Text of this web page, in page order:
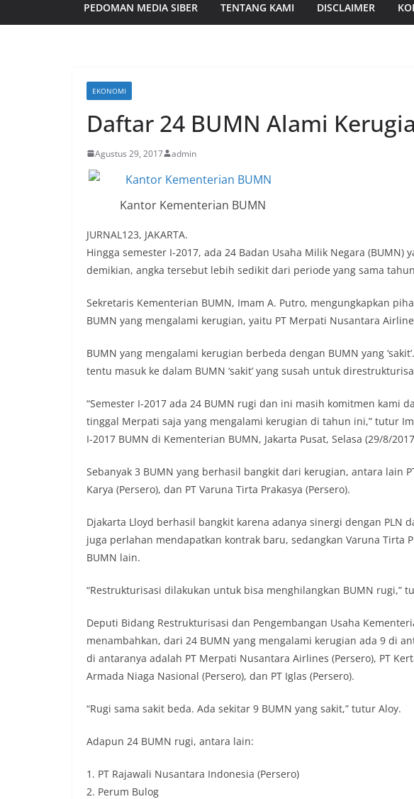
PEDOMAN MEDIA SIBER TENTANG KAMI DISCLAIMER
EKONOMI
Daftar 24 BUMN Alami
Agustus 29, 2017 admin
Kantor Kementerian BUMN
JURNAL123, JAKARTA.
Hingga semester I-2017, ada 24 Badan Usaha Milik Negara (BUMN)
demikian, angka tersebut lebih sedikit dari periode yang sama
Sekretaris Kementerian BUMN, Imam A. Putro, mengungkapkan
BUMN yang mengalami kerugian, yaitu PT Merpati Nusantara
BUMN yang mengalami kerugian berbeda dengan BUMN yang
tentu masuk ke dalam BUMN ‘sakit’ yang susah untuk
“Semester I-2017 ada 24 BUMN rugi dan ini masih komitmen kami
tinggal Merpati saja yang mengalami kerugian di tahun ini,” tutur
I-2017 BUMN di Kementerian BUMN, Jakarta Pusat, Selasa (29/8/
Sebanyak 3 BUMN yang berhasil bangkit dari kerugian, antara lain
Karya (Persero), dan PT Varuna Tirta Prakasya (Persero).
Djakarta Lloyd berhasil bangkit karena adanya sinergi dengan PLN
juga perlahan mendapatkan kontrak baru, sedangkan Varuna Tirta
BUMN lain.
“Restrukturisasi dilakukan untuk bisa menghilangkan BUMN rugi,”
Deputi Bidang Restrukturisasi dan Pengembangan Usaha
menambahkan, dari 24 BUMN yang mengalami kerugian ada 9 di
di antaranya adalah PT Merpati Nusantara Airlines (Persero), PT
Armada Niaga Nasional (Persero), dan PT Iglas (Persero).
“Rugi sama sakit beda. Ada sekitar 9 BUMN yang sakit,” tutur Aloy.
Adapun 24 BUMN rugi, antara lain:
1. PT Rajawali Nusantara Indonesia (Persero)
2. Perum Bulog